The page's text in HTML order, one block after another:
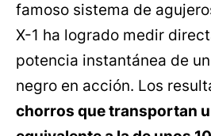
famoso sistema de
X-1 ha logrado medir
potencia instantánea de
negro en acción. Los
chorros que transportan